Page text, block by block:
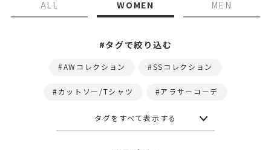
ALL WOMEN MEN
#タグで絞り込む
AWコレクション SSコレクション
カットソー/Tシャツ アラサーコーデ
タグをすべて表示する